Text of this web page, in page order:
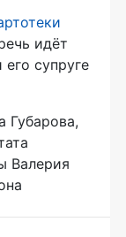
идёт
супруге
Губарова,
Валерия